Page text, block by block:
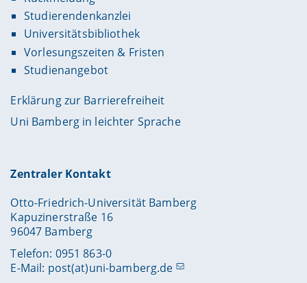
Studierendenkanzlei
Universitätsbibliothek
Vorlesungszeiten & Fristen
Studienangebot
Erklärung zur Barrierefreiheit
Uni Bamberg in leichter Sprache
Zentraler Kontakt
Otto-Friedrich-Universität Bamberg
Kapuzinerstraße 16
96047 Bamberg
Telefon: 0951 863-0
E-Mail: post(at)uni-bamberg.de